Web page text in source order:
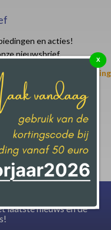
en acties!
nieuwsbrief.
waarmee je
€ 10,- korting
van € 50,-
laatste nieuws en de
X